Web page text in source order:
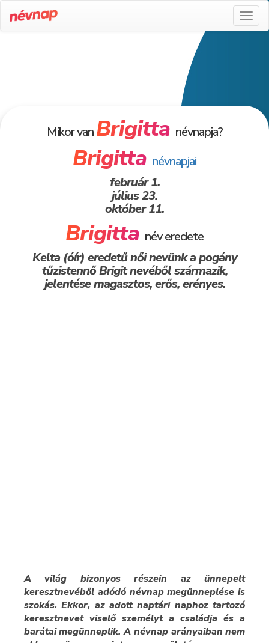
Mikor vanBrigitta névnapja?
Brigitta névnapjai
február 1.
július 23.
október 11.
Brigitta név eredete
Kelta (óír) eredetű női nevünk a pogány
tűzistennő Brigit nevéből származik,
jelentése magasztos, erős, erényes.
A világ bizonyos részein az ünnepelt
keresztnevéből adódó névnap megünneplése is
szokás. Ekkor, az adott naptári naphoz tartozó
keresztnevet viselő személyt a családja és a
barátai megünneplik. A névnap arányaiban nem